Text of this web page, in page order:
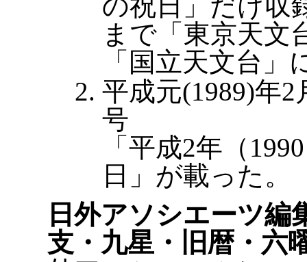
の祝日」だけ収
まで「東京天文
「国立天文台
平成元(1989)年
号
「平成2年（
日」が載った。
日外アソシエーツ
支・九星・旧暦・六